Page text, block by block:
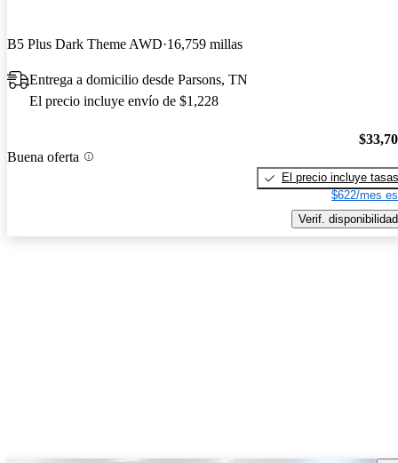
B5 Plus Dark Theme AWD 16,759 millas
Entrega a domicilio desde Parsons, TN
El precio incluye envío de $1,228
Buena oferta
El precio incluye tasas
$622/mes
Verif. disponibilidad